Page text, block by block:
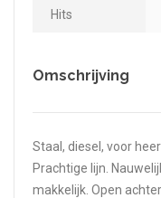
Hits
Omschrijving
Staal, diesel, voor
Prachtige lijn.
makkelijk. Open